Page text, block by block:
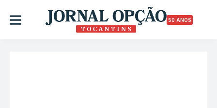
50 ANOS